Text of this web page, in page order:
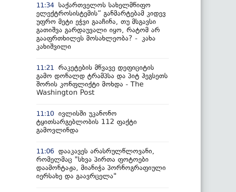
11:34 საქართველოს სახელმწიფო
ელექტროსისტემის“ განმარტებამ კიდევ
უფრო მეტი ეჭვი გააჩინა, თუ მსგავსი
გათიშვა გარდაუვალი იყო, რატომ არ
გააფრთხილეს მოსახლეობა? - კახა
კახიშვილი
11:21
რაკეტების მწვავე დეფიციტის
გამო დონალდ ტრამპსა და პიტ ჰეგსეთს
შორის კონფლიქტი მოხდა - The
Washington Post
11:10 ივლისში უკანონო
ტყითსარგებლობის 112 ფაქტი
გამოვლინდა
11:06 დააკავეს არასრულწლოვანი,
რომელმაც "სხვა პირთა ფოტოები
დაამონტაჟა, მიანიჭა პორნოგრაფიული
იერსახე და გაავრცელა"